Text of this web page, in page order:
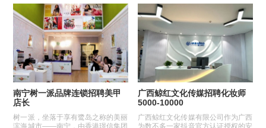
南宁树一派品牌连锁招聘美甲
店长
树一派，坐落于享有鹭岛之称的美丽
广西鲸红文化传媒招聘化妆师
5000-10000
广西鲸红文化传媒有限公司作为广西